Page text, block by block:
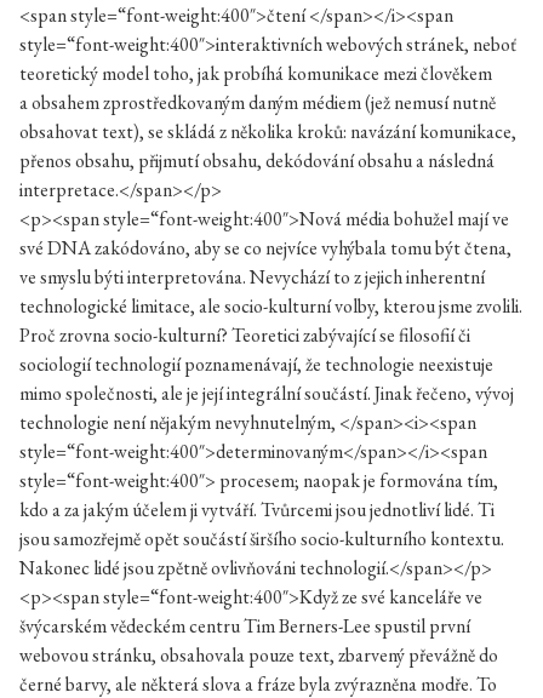
<span style=“font-weight:400″>čtení </span></i><span
style=“font-weight:400″>interaktivních webových stránek, neboť
teoretický model toho, jak probíhá komunikace mezi člověkem
a obsahem zprostředkovaným daným médiem (jež nemusí nutně
obsahovat text), se skládá z několika kroků: navázání komunikace,
přenos obsahu, přijmutí obsahu, dekódování obsahu a následná
interpretace.</span></p>
<p><span style=“font-weight:400″>Nová média bohužel mají ve
své DNA zakódováno, aby se co nejvíce vyhýbala tomu být čtena,
ve smyslu býti interpretována. Nevychází to z jejich inherentní
technologické limitace, ale socio-kulturní volby, kterou jsme zvolili.
Proč zrovna socio-kulturní? Teoretici zabývající se filosofií či
sociologií technologií poznamenávají, že technologie neexistuje
mimo společnosti, ale je její integrální součástí. Jinak řečeno, vývoj
technologie není nějakým nevyhnutelným, </span><i><span
style=“font-weight:400″>determinovaným</span></i><span
style=“font-weight:400″> procesem; naopak je formována tím,
kdo a za jakým účelem ji vytváří. Tvůrcemi jsou jednotliví lidé. Ti
jsou samozřejmě opět součástí širšího socio-kulturního kontextu.
Nakonec lidé jsou zpětně ovlivňováni technologií.</span></p>
<p><span style=“font-weight:400″>Když ze své kanceláře ve
švýcarském vědeckém centru Tim Berners-Lee spustil první
webovou stránku, obsahovala pouze text, zbarvený převážně do
černé barvy, ale některá slova a fráze byla zvýrazněna modře. To